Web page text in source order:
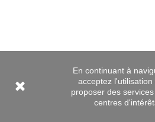
En continuant à
acceptez
proposer des
centres